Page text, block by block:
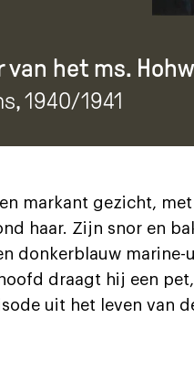
van het ms.
, 1940/1941
markant gezicht,
haar. Zijn snor en
donkerblauw
draagt hij een
uit het leven van